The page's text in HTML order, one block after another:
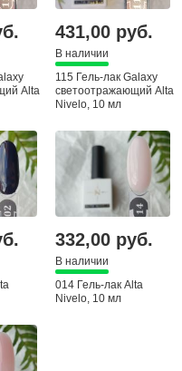
Alta
431,00 руб.
В наличии
115 Гель-лак Galaxy
светоотражающий Alta
Nivelo, 10 мл
332,00 руб.
В наличии
014 Гель-лак Alta
Nivelo, 10 мл